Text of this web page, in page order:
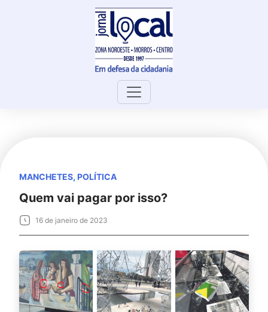
MANCHETES, POLÍTICA
Quem vai pagar por isso?
16 de janeiro de 2023